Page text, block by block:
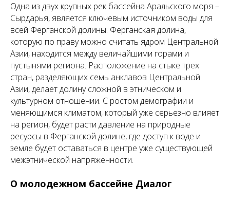
Одна из двух крупных рек бассейна Аральского моря –
Сырдарья, является ключевым источником воды для
всей Ферганской долины. Ферганская долина,
которую по праву можно считать ядром Центральной
Азии, находится между величайшими горами и
пустынями региона. Расположение на стыке трех
стран, разделяющих семь анклавов Центральной
Азии, делает долину сложной в этническом и
культурном отношении. С ростом демографии и
меняющимся климатом, который уже серьезно влияет
на регион, будет расти давление на природные
ресурсы в Ферганской долине, где доступ к воде и
земле будет оставаться в центре уже существующей
межэтнической напряженности.
О молодежном бассейне Диалог